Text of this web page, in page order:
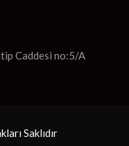
Caddesi no:5/A
Saklıdır